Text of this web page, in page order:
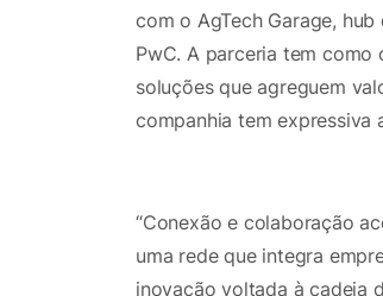
com o AgTech Garage,
PwC. A parceria tem
soluções que agreguem
companhia tem expressiva
“Conexão e colaboração
uma rede que integra
inovação voltada à cadeia